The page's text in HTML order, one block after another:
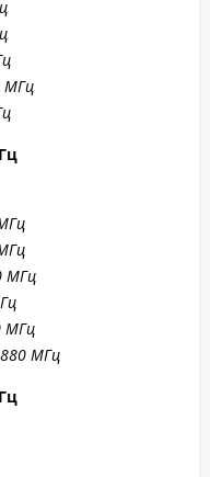
МГц
МГц
МГц
МГц